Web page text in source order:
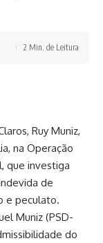
2 Min. de Leitura
Ruy Muniz,
na Operação
que investiga
de
e peculato.
Muniz (PSD-
do